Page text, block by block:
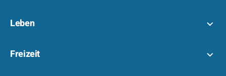
Leben
Freizeit